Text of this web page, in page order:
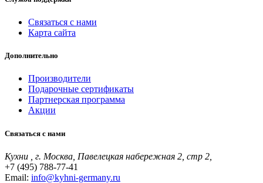
Связаться с нами
Карта сайта
Дополнительно
Производители
Подарочные сертификаты
Партнерская программа
Акции
Связаться с нами
Кухни , г. Москва, Павелецкая набережная 2, стр 2,
+7 (495) 788-77-41
Email: info@kyhni-germany.ru